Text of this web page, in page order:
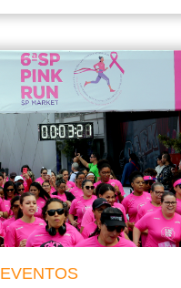
EVENTOS